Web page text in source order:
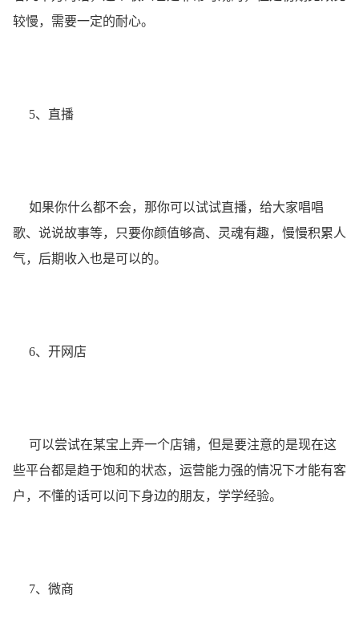
较慢，需要一定的耐心。
5、直播
如果你什么都不会，那你可以试试直播，给大家唱唱
歌、说说故事等，只要你颜值够高、灵魂有趣，慢慢积累人
气，后期收入也是可以的。
6、开网店
可以尝试在某宝上弄一个店铺，但是要注意的是现在这
些平台都是趋于饱和的状态，运营能力强的情况下才能有客
户，不懂的话可以问下身边的朋友，学学经验。
7、微商